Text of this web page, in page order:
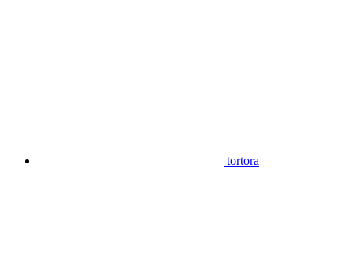
tortora